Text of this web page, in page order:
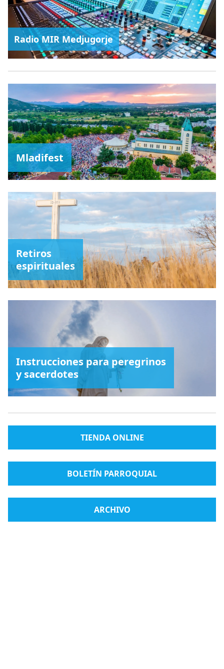
Radio MIR Medjugorje
Mladifest
Retiros
espirituales
Instrucciones para peregrinos
y sacerdotes
TIENDA ONLINE
BOLETÍN PARROQUIAL
ARCHIVO